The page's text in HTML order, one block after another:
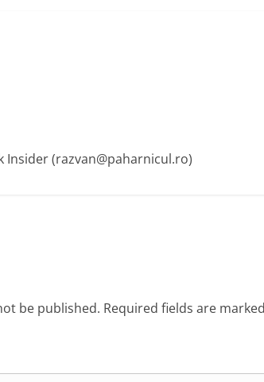
Insider (razvan@paharnicul.ro)
be published. Required fields are marked